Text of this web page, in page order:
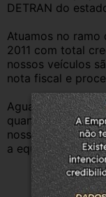
DETRAN do
Atuamos no ramo
2011 com total
nossos veículos
nota fiscal e
Aguardamos sua
quanto antes.
nossa loja física
a equipe Rotasul